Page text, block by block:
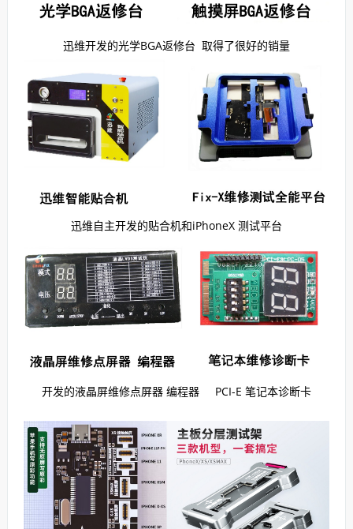
迅维开发的光学BGA返修台 取得了很好的销量
迅维自主开发的贴合机和iPhoneX 测试平台
开发的液晶屏维修点屏器 编程器 PCI-E 笔记本诊断卡